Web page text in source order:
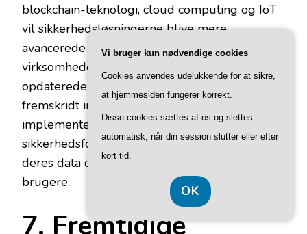
blockchain-teknologi, cloud computing og IoT
vil sikkerhedsløsningerne blive mere
avancerede og effektive. Det er afgørende, at
virksomheder og organisationer forbliver
opdaterede med de nyeste teknologiske
fremskridt inden for cybersikkerhed og
implementerer de nødvendige
sikkerhedsforanstaltninger for at beskytte
deres data og opretholde tilliden hos deres
brugere.
7. Fremtidige
Vi bruger kun nødvendige cookies
Cookies anvendes udelukkende for at sikre,
at hjemmesiden fungerer korrekt.
Disse cookies sættes af os og slettes
automatisk, når din session slutter eller efter
kort tid.
OK